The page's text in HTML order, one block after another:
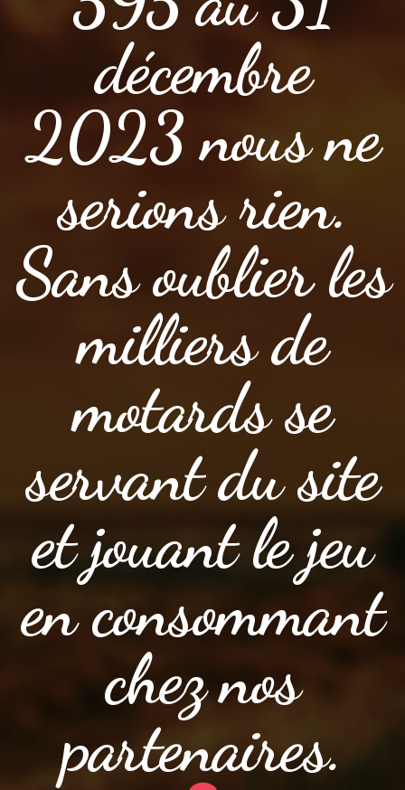
décembre
2023 nous ne
serions rien.
Sans oublier les
milliers de
motards se
servant du site
et jouant le jeu
en consommant
chez nos
partenaires.